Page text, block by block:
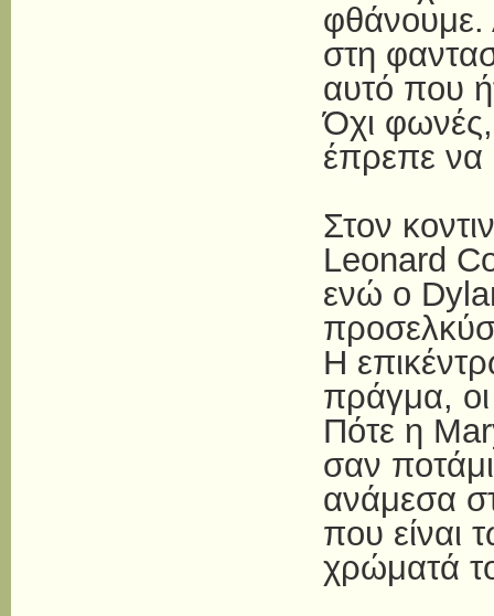
φθάνουμε.
στη
αυτό που
Όχι
έπρεπε να
Στον
Leonard
ενώ ο
Η
πράγμα, οι
Πότε η
σαν ποτάμι
ανάμεσα
που είναι
χρώματά